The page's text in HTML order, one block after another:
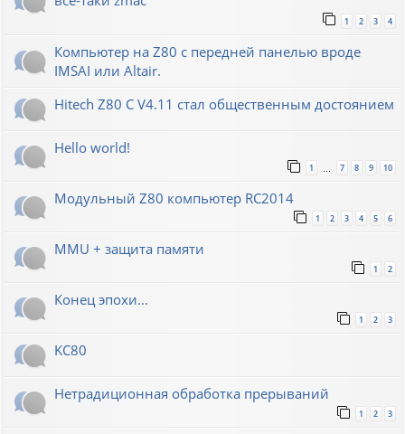
1 2 3 4
Компьютер на Z80 с передней панелью вроде
IMSAI или Altair.
Hitech Z80 C V4.11 стал общественным достоянием
Hello world!
1 7 8 9 10
Модульный Z80 компьютер RC2014
1 2 3 4 5 6
MMU + защита памяти
1 2
Конец эпохи…
1 2 3
KC80
Нетрадиционная обработка прерываний
1 2 3